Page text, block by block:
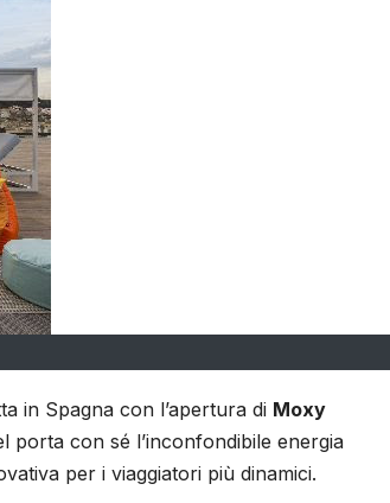
in Spagna con l’apertura di Moxy
porta con sé l’inconfondibile energia
per i viaggiatori più dinamici.